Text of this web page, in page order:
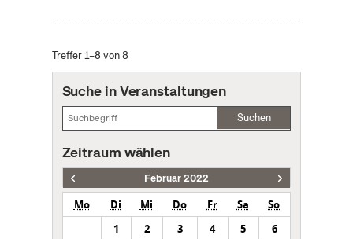
Treffer 1–8 von 8
Suche in Veranstaltungen
Suchen
Zeitraum wählen
Februar 2022
Mo Di Mi Do Fr Sa
So
1
2 3 4 5
6